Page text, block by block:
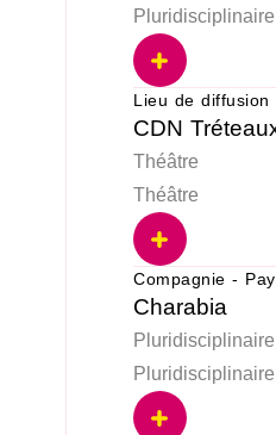
Pluridisciplinaire
Lieu de
CDN
Théâtre
Théâtre
Compagnie -
Charabia
Pluridisciplinaire
Pluridisciplinaire